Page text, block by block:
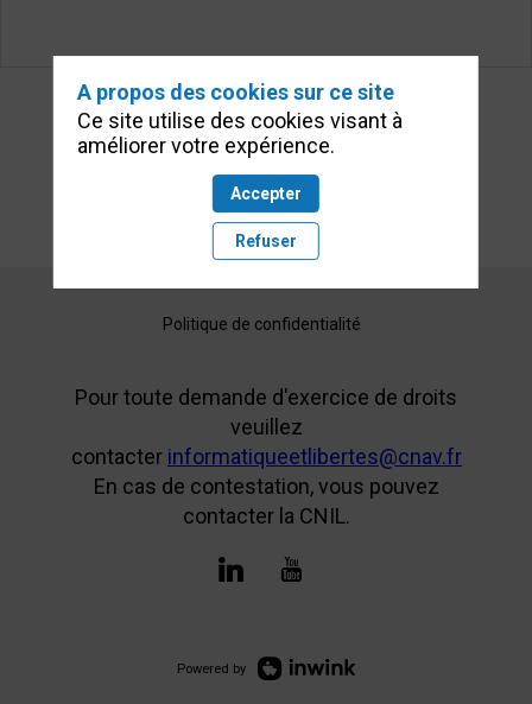
Politique de confidentialité
Pour toute demande d'exercice de droits
veuillez
contacter informatiqueetlibertes@cnav.fr
En cas de contestation, vous pouvez
contacter la CNIL.
Powered by
A propos des cookies sur ce site
Ce site utilise des cookies visant à
améliorer votre expérience.
Accepter
Refuser